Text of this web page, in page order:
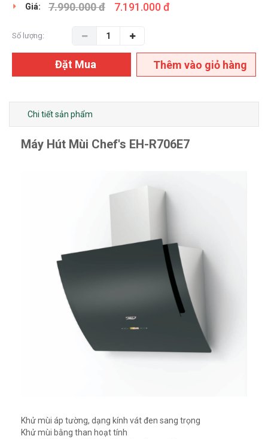
Giá: 7.990.000 đ 7.191.000 đ
Số lượng:
Đặt Mua Thêm vào giỏ hàng
Chi tiết sản phẩm
Máy Hút Mùi Chef's EH-R706E7
Khử mùi áp tường, dạng kính vát đen sang trọng
Khử mùi bằng than hoạt tính